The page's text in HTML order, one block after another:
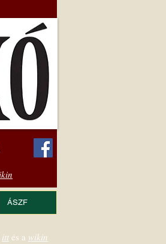
ÁSZF
itt és a wikin